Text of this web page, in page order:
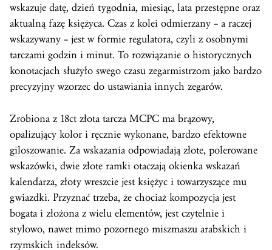
wskazuje datę, dzień tygodnia, miesiąc, lata przestępne oraz
aktualną fazę księżyca. Czas z kolei odmierzany – a raczej
wskazywany – jest w formie regulatora, czyli z osobnymi
tarczami godzin i minut. To rozwiązanie o historycznych
konotacjach służyło swego czasu zegarmistrzom jako bardzo
precyzyjny wzorzec do ustawiania innych zegarów.
Zrobiona z 18ct złota tarcza MCPC ma brązowy,
opalizujący kolor i ręcznie wykonane, bardzo efektowne
giloszowanie. Za wskazania odpowiadają złote, polerowane
wskazówki, dwie złote ramki otaczają okienka wskazań
kalendarza, złoty wreszcie jest księżyc i towarzyszące mu
gwiazdki. Przyznać trzeba, że chociaż kompozycja jest
bogata i złożona z wielu elementów, jest czytelnie i
stylowo, nawet mimo pozornego miszmaszu arabskich i
rzymskich indeksów.